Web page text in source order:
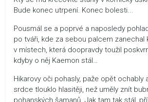
Bude konec utrpení. Konec bolesti...
Pousmál se a poprvé a naposledy
po tváři, kde za sebou palcem zanechal
v místech, která doopravdy toužil
kdyby o něj Kaemon stál…
Hikarovy oči pohasly, paže opět ochably
srdce tlouklo hlasitěji, než uměly znít
pohanských šamanů. Jak tam tak stál,